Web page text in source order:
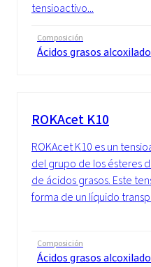
tensioactivo...
Composición
Ácidos grasos
ROKAcet K10
ROKAcet K10 es un
del grupo de los ésteres
de ácidos grasos. Este
forma de un líquido
Composición
Ácidos grasos